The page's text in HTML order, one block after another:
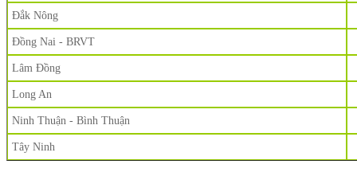
Đắk Nông
Đồng Nai - BRVT
Lâm Đồng
Long An
Ninh Thuận - Bình Thuận
Tây Ninh